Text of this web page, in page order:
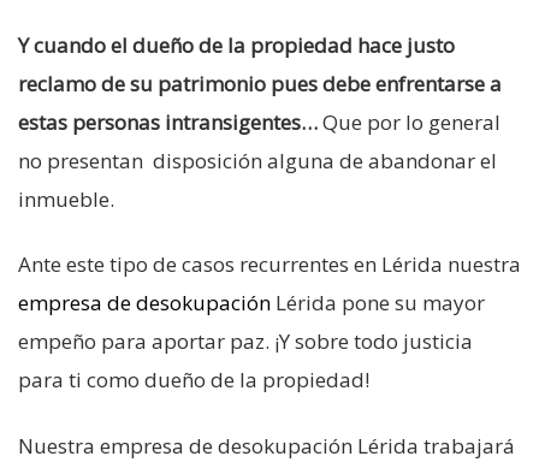
Y cuando el dueño de la propiedad hace justo
reclamo de su patrimonio pues debe enfrentarse a
estas personas intransigentes…Que por lo general
no presentan disposición alguna de abandonar el
inmueble.
Ante este tipo de casos recurrentes en Lérida nuestra
empresa de desokupación Lérida pone su mayor
empeño para aportar paz. ¡Y sobre todo justicia
para ti como dueño de la propiedad!
Nuestra empresa de desokupación Lérida trabajará